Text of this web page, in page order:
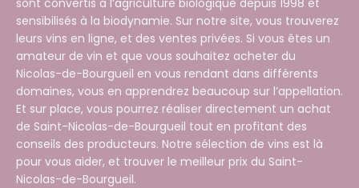
sensibilisés à la biodynamie. Sur notre site, vous trouverez
leurs vins en ligne, et des ventes privées. Si vous êtes un
amateur de vin et que vous souhaitez acheter du
Nicolas-de-Bourgueil en vous rendant dans différents
domaines, vous en apprendrez beaucoup sur l’appellation.
Et sur place, vous pourrez réaliser directement un achat
de Saint-Nicolas-de-Bourgueil tout en profitant des
conseils des producteurs. Notre sélection de vins est là
pour vous aider, et trouver le meilleur prix du Saint-
Nicolas-de-Bourgueil.